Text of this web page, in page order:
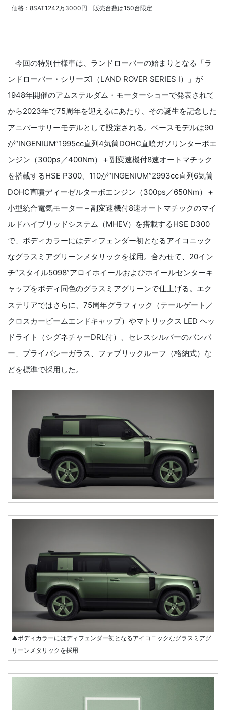
価格：8SAT1242万3000円 販売台数は150台限定
今回の特別仕様車は、ランドローバーの始まりとなる「ラ
ンドローバー・シリーズⅠ（LAND ROVER SERIES I）」が
1948年開催のアムステルダム・モーターショーで発表されて
から2023年で75周年を迎えるにあたり、その誕生を記念した
アニバーサリーモデルとして設定される。ベースモデルは90
が“INGENIUM”1995cc直列4気筒DOHC直噴ガソリンターボエ
ンジン（300ps／400Nm）＋副変速機付8速オートマチック
を搭載するHSE P300、110が“INGENIUM”2993cc直列6気筒
DOHC直噴ディーゼルターボエンジン（300ps／650Nm）＋
小型統合電気モーター＋副変速機付8速オートマチックのマイ
ルドハイブリッドシステム（MHEV）を搭載するHSE D300
で、ボディカラーにはディフェンダー初となるアイコニック
なグラスミアグリーンメタリックを採用。合わせて、20イン
チ“スタイル5098”アロイホイールおよびホイールセンターキ
ャップをボディ同色のグラスミアグリーンで仕上げる。エク
ステリアではさらに、75周年グラフィック（テールゲート／
クロスカービームエンドキャップ）やマトリックス LED ヘッ
ドライト（シグネチャーDRL付）、セレスシルバーのバンパ
ー、プライバシーガラス、ファブリックルーフ（格納式）な
どを標準で採用した。
▲ボディカラーにはディフェンダー初となるアイコニックなグラスミアグ
リーンメタリックを採用